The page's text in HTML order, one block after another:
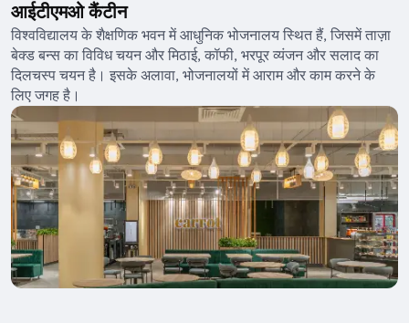
आईटीएमओ कैंटीन
विश्वविद्यालय के शैक्षणिक भवन में आधुनिक भोजनालय स्थित हैं, जिसमें ताज़ा
बेक्ड बन्स का विविध चयन और मिठाई, कॉफी, भरपूर व्यंजन और सलाद का
दिलचस्प चयन है। इसके अलावा, भोजनालयों में आराम और काम करने के
लिए जगह है।